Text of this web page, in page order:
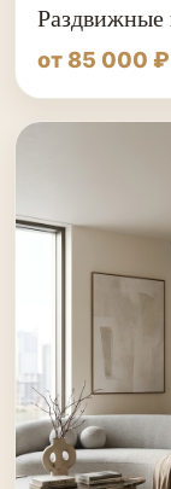
от 85 000 ₽